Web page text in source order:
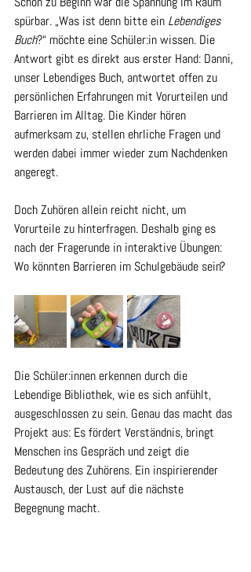
spürbar. „Was ist denn bitte ein Lebendiges
Buch?“ möchte eine Schüler:in wissen. Die
Antwort gibt es direkt aus erster Hand: Danni,
unser Lebendiges Buch, antwortet offen zu
persönlichen Erfahrungen mit Vorurteilen und
Barrieren im Alltag. Die Kinder hören
aufmerksam zu, stellen ehrliche Fragen und
werden dabei immer wieder zum Nachdenken
angeregt.
Doch Zuhören allein reicht nicht, um
Vorurteile zu hinterfragen. Deshalb ging es
nach der Fragerunde in interaktive Übungen:
Wo könnten Barrieren im Schulgebäude sein?
Die Schüler:innen erkennen durch die
Lebendige Bibliothek, wie es sich anfühlt,
ausgeschlossen zu sein. Genau das macht das
Projekt aus: Es fördert Verständnis, bringt
Menschen ins Gespräch und zeigt die
Bedeutung des Zuhörens. Ein inspirierender
Austausch, der Lust auf die nächste
Begegnung macht.